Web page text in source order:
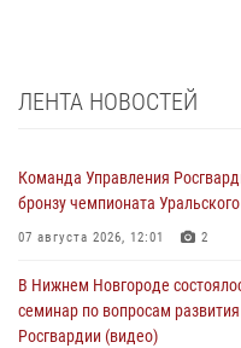
ЛЕНТА НОВОСТЕЙ
Команда Управления
бронзу чемпионата
07 августа 2026, 12:01 2
В Нижнем Новгороде
семинар по вопросам
Росгвардии (видео)